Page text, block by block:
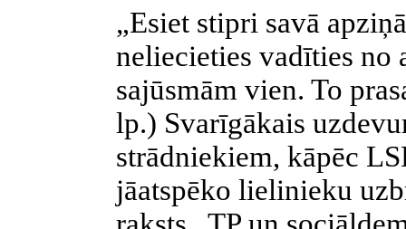
„Esiet stipri savā
neliecieties vadīties no
sajūsmām vien. To
lp.) Svarīgākais
strādniekiem, kāpēc
jāatspēko lielinieku